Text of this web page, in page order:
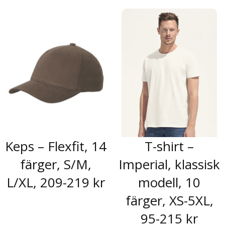
Keps – Flexfit, 14
färger, S/M,
L/XL, 209-219 kr
T-shirt –
Imperial, klassisk
modell, 10
färger, XS-5XL,
95-215 kr